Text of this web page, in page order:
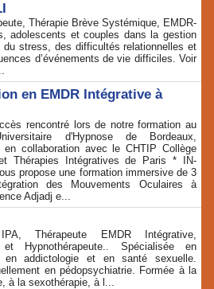
Thérapie Brève Systémique, EMDR-
adolescents et couples dans la gestion
du stress, des difficultés relationnelles et
d’événements de vie difficiles. Voir
en EMDR Intégrative à
rencontré lors de notre formation au
d'Hypnose de Bordeaux,
en collaboration avec le CHTIP Collège
Thérapies Intégratives de Paris * IN-
propose une formation immersive de 3
des Mouvements Oculaires à
Adjadj e...
Thérapeute EMDR Intégrative,
et Hypnothérapeute.. Spécialisée en
en addictologie et en santé sexuelle.
en pédopsychiatrie. Formée à la
à la sexothérapie, à l...